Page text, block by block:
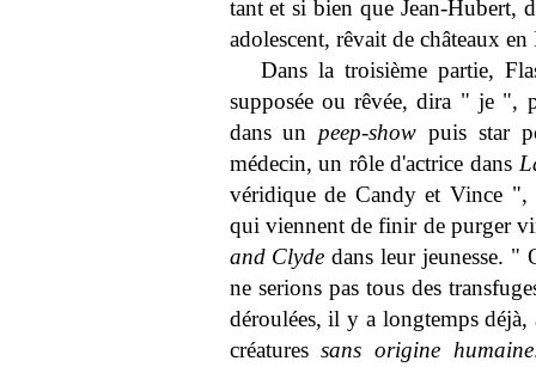
tant et si bien que Jean-Hubert,
adolescent, rêvait de châteaux en
Dans la troisième partie,
supposée ou rêvée, dira " je ",
dans un peep-show puis star
médecin, un rôle d'actrice dans
véridique de Candy et Vince ",
qui viennent de finir de purger
and Clyde dans leur jeunesse. "
ne serions pas tous des
déroulées, il y a longtemps déjà,
créaturessans origine humaine